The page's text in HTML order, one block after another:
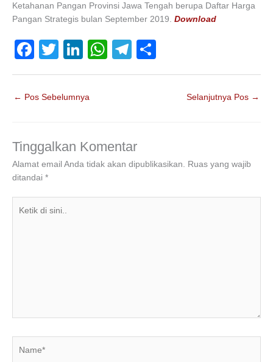
Ketahanan Pangan Provinsi Jawa Tengah berupa Daftar Harga
Pangan Strategis bulan September 2019. Download
F
a
c
e
o
o
k
T
wi
tt
er
Li
n
e
n
W
h
p
p
T
el
m
h
← Pos Sebelumnya Selanjutnya Pos →
Tinggalkan Komentar
Alamat email Anda tidak akan dipublikasikan.
Ruas yang wajib
ditandai *